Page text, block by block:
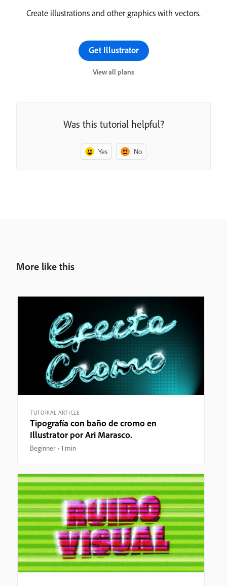
Create illustrations and other graphics with vectors.
Get Illustrator
View all plans
Was this tutorial helpful?
Yes No
More like this
TUTORIAL ARTICLE
Tipografía con baño de cromo en
Illustrator por Ari Marasco.
Beginner 1 min